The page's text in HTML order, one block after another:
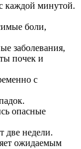
каждой минутой.
боли,
заболевания,
почек и
с
опасные
две недели.
ожидаемым